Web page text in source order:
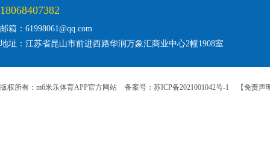
18068407382
邮箱：61998061@qq.com
地址：江苏省昆山市前进西路华润万象汇商业中心2幢1908室
版权所有：m6米乐体育APP官方网站 备案号：苏ICP备2021001042号-1 【免责声